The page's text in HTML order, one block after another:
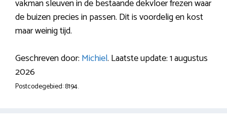
vakman sleuven in de bestaande dekvloer frezen waar
de buizen precies in passen. Dit is voordelig en kost
maar weinig tijd.
Geschreven door: Michiel. Laatste update: 1 augustus
2026
Postcodegebied: 8194.